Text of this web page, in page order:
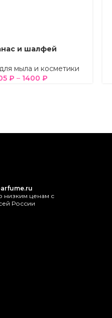
и шалфей
мыла и косметики
₽ – 1400 ₽
низким ценам с
России